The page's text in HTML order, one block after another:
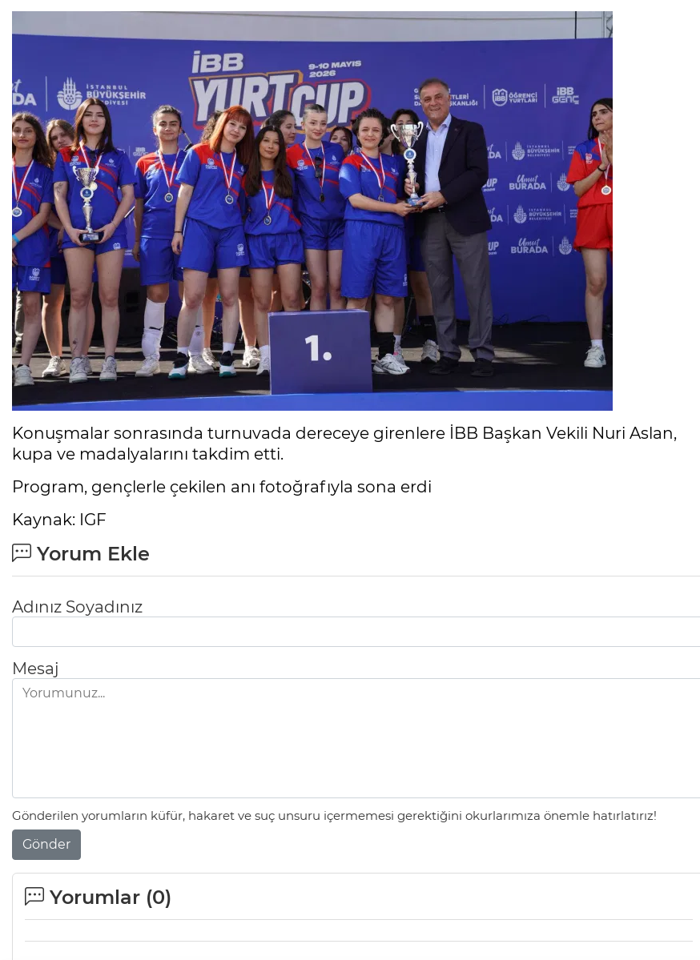
Konuşmalar sonrasında turnuvada dereceye girenlere İBB Başkan Vekili Nuri Aslan,
kupa ve madalyalarını takdim etti.
Program, gençlerle çekilen anı fotoğrafıyla sona erdi
Kaynak: IGF
Yorum Ekle
Adınız Soyadınız
Mesaj
Gönderilen yorumların küfür, hakaret ve suç unsuru içermemesi gerektiğini okurlarımıza önemle hatırlatırız!
Gönder
Yorumlar (0)